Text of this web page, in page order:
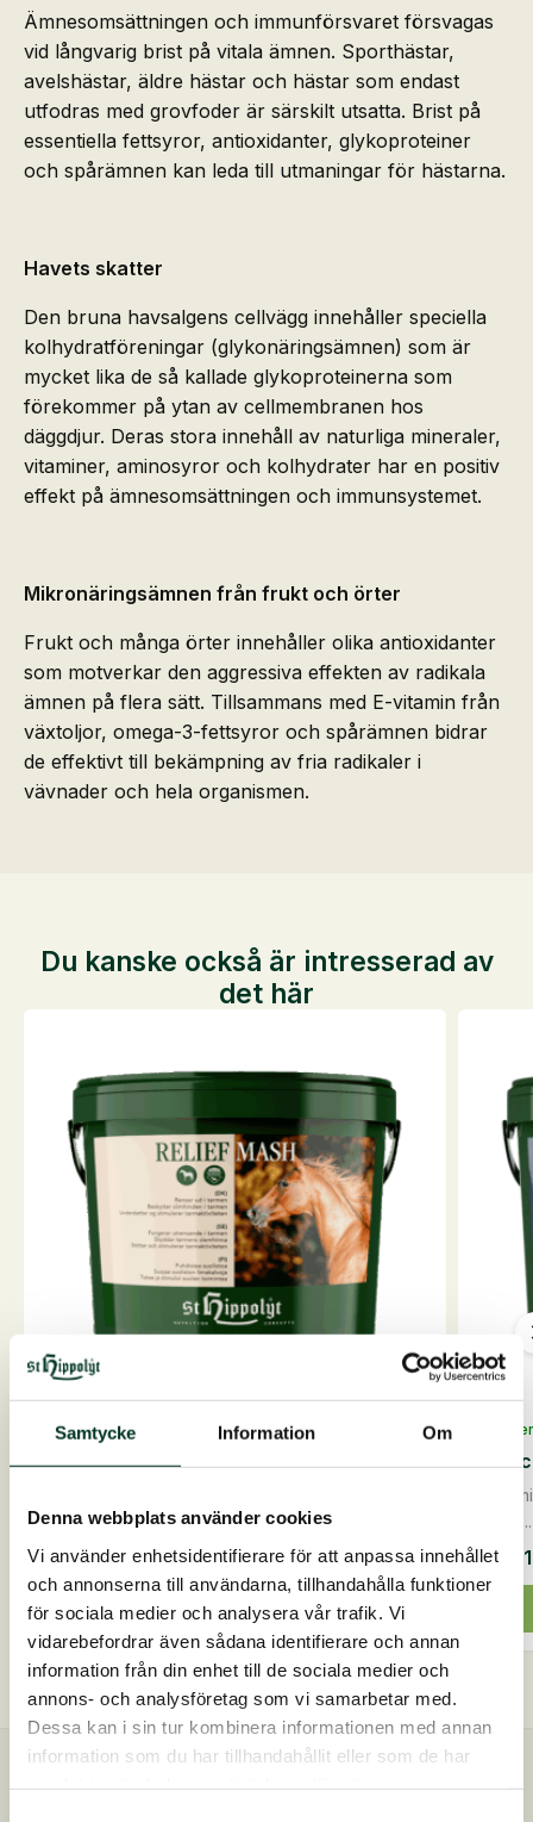
Samtycke Information Om
Denna webbplats använder cookies
Vi använder enhetsidentifierare för att anpassa innehållet
och annonserna till användarna, tillhandahålla funktioner
för sociala medier och analysera vår trafik. Vi
vidarebefordrar även sådana identifierare och annan
information från din enhet till de sociala medier och
annons- och analysföretag som vi samarbetar med.
Dessa kan i sin tur kombinera informationen med annan
information som du har tillhandahållit eller som de har
Ämnesomsättningen och immunförsvaret försvagas
vid långvarig brist på vitala ämnen. Sporthästar,
avelshästar, äldre hästar och hästar som endast
utfodras med grovfoder är särskilt utsatta. Brist på
essentiella fettsyror, antioxidanter, glykoproteiner
och spårämnen kan leda till utmaningar för hästarna.
Havets skatter
Den bruna havsalgens cellvägg innehåller speciella
kolhydratföreningar (glykonäringsämnen) som är
mycket lika de så kallade glykoproteinerna som
förekommer på ytan av cellmembranen hos
däggdjur. Deras stora innehåll av naturliga mineraler,
vitaminer, aminosyror och kolhydrater har en positiv
effekt på ämnesomsättningen och immunsystemet.
Mikronäringsämnen från frukt och örter
Frukt och många örter innehåller olika antioxidanter
som motverkar den aggressiva effekten av radikala
ämnen på flera sätt. Tillsammans med E-vitamin från
växtoljor, omega-3-fettsyror och spårämnen bidrar
de effektivt till bekämpning av fria radikaler i
vävnader och hela organismen.
Du kanske också är intresserad av
det här
På lager
ta...
685,00SEK
Relief
Mash,
7,5
kg
mängd
Lägg till i varukorg
På lager
ledba...
Från
Den
Snabb leverans